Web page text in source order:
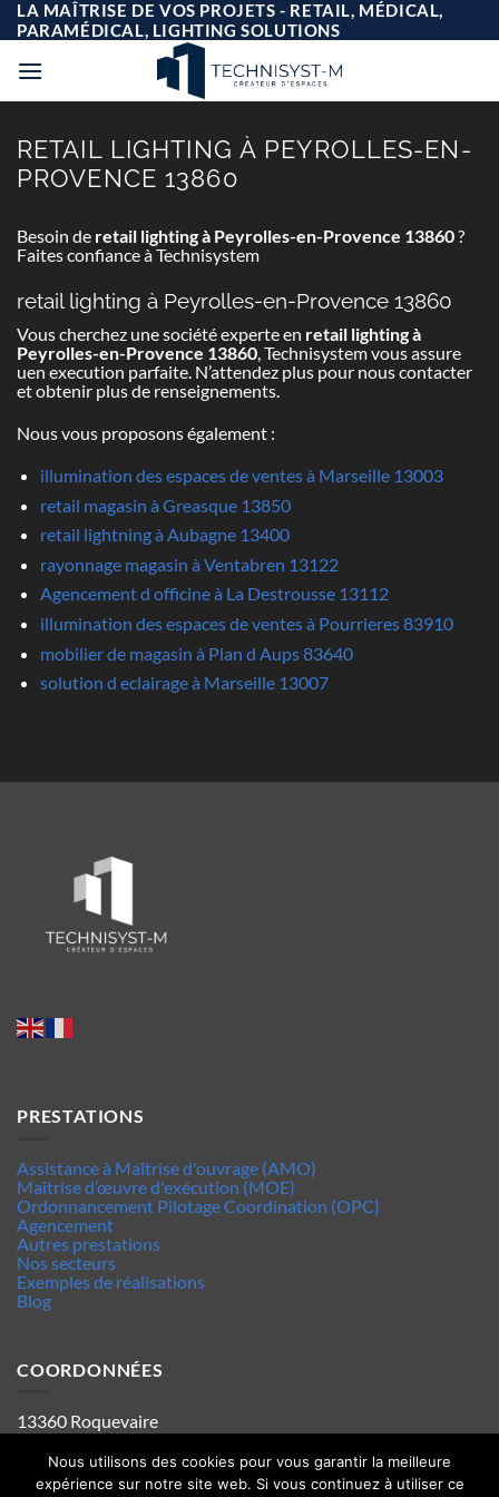
Passer
au
contenu
LA MAÎTRISE DE VOS PROJETS - RETAIL, MÉDICAL,
PARAMÉDICAL, LIGHTING SOLUTIONS
RETAIL LIGHTING À PEYROLLES-EN-
PROVENCE 13860
Besoin de retail lighting à Peyrolles-en-Provence 13860?
Faites confiance à Technisystem
retail lighting à Peyrolles-en-Provence 13860
Vous cherchez une société experte en retail lighting à
Peyrolles-en-Provence 13860, Technisystem vous assure
uen execution parfaite. N’attendez plus pour nous contacter
et obtenir plus de renseignements.
Nous vous proposons également :
illumination des espaces de ventes à Marseille 13003
retail magasin à Greasque 13850
retail lightning à Aubagne 13400
rayonnage magasin à Ventabren 13122
Agencement d officine à La Destrousse 13112
illumination des espaces de ventes à Pourrieres 83910
mobilier de magasin à Plan d Aups 83640
solution d eclairage à Marseille 13007
PRESTATIONS
Assistance à Maîtrise d'ouvrage (AMO)
Maîtrise d’œuvre d'exécution (MOE)
Ordonnancement Pilotage Coordination (OPC)
Agencement
Autres prestations
Nos secteurs
Exemples de réalisations
Blog
COORDONNÉES
13360 Roquevaire
Tel : 06.63.70.62.44
Mentions legales
Politique de confidentialité
Nous utilisons des cookies pour vous garantir la meilleure
expérience sur notre site web. Si vous continuez à utiliser ce